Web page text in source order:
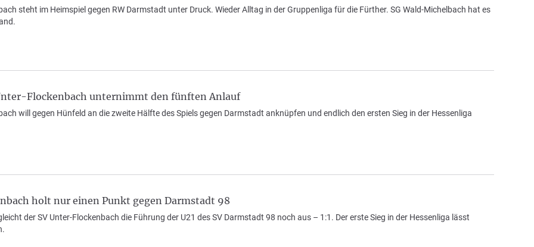
steht im Heimspiel gegen RW Darmstadt unter Druck. Wieder Alltag in der Gruppenliga für die Fürther. SG Wald-Michelbach hat es
Flockenbach unternimmt den fünften Anlauf
will gegen Hünfeld an die zweite Hälfte des Spiels gegen Darmstadt anknüpfen und endlich den ersten Sieg in der Hessenliga
holt nur einen Punkt gegen Darmstadt 98
der SV Unter-Flockenbach die Führung der U21 des SV Darmstadt 98 noch aus – 1:1. Der erste Sieg in der Hessenliga lässt